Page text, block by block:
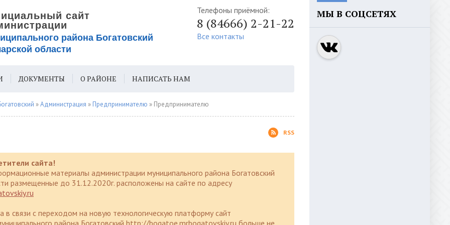
Телефоны приёмной:
8 (84666) 2-21-22
Все контакты
ДОКУМЕНТЫ О РАЙОНЕ НАПИСАТЬ НАМ
ДЛЯ СЛАБОВИДЯЩИХ
»Администрация » Предпринимателю » Предпринимателю
RSS
сайта!
материалы администрации муниципального района Богатовский
размещенные до 31.12.2020г. расположены на сайте по адресу
в связи с переходом на новую технологическую платформу сайт
района Богатовский http://bogatoe.mrbogatovskiy.ru больше не
МЫ В СОЦСЕТЯХ